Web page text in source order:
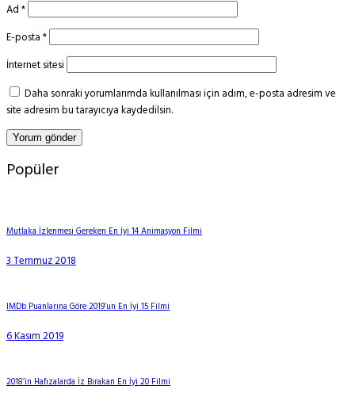
Ad*
E-posta*
İnternet sitesi
Daha sonraki yorumlarımda kullanılması için adım, e-posta adresim ve
site adresim bu tarayıcıya kaydedilsin.
Popüler
Mutlaka İzlenmesi Gereken En İyi 14 Animasyon Filmi
3 Temmuz 2018
IMDb Puanlarına Göre 2019’un En İyi 15 Filmi
6 Kasım 2019
2018’in Hafızalarda İz Bırakan En İyi 20 Filmi